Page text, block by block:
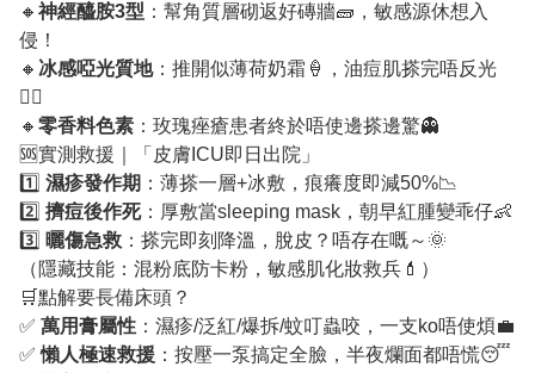
🔸 神經醯胺3型 ：幫角質層砌返好磚牆🧱，敏感源休想入
侵！
🔸 冰感啞光質地：推開似薄荷奶霜🍦，油痘肌搽完唔反光
👌🏻
🔸 零香料色素 ：玫瑰痤瘡患者終於唔使邊搽邊驚👻
🆘實測救援｜「皮膚ICU即日出院」
1️⃣ 濕疹發作期 ：薄搽一層+冰敷，痕癢度即減50%📉
2️⃣ 擠痘後作死：厚敷當sleeping mask，朝早紅腫變乖仔👶
3️⃣ 曬傷急救 ：搽完即刻降溫，脫皮？唔存在嘅～🌞
（隱藏技能：混粉底防卡粉，敏感肌化妝救兵💄）
🛒點解要長備床頭？
✅ 萬用膏屬性 ：濕疹/泛紅/爆拆/蚊叮蟲咬，一支ko唔使煩💼
✅懶人極速救援 ：按壓一泵搞定全臉，半夜爛面都唔慌😴